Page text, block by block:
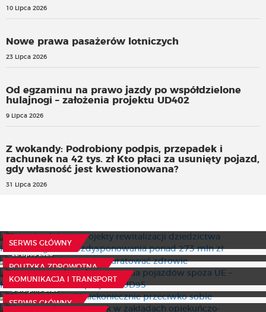
10 Lipca 2026
Nowe prawa pasażerów lotniczych
23 Lipca 2026
Od egzaminu na prawo jazdy po współdzielone
hulajnogi – założenia projektu UD402
9 Lipca 2026
Z wokandy: Podrobiony podpis, przepadek i
rachunek na 42 tys. zł Kto płaci za usunięty pojazd,
gdy własność jest kwestionowana?
31 Lipca 2026
SERWIS GŁÓWNY
15 Lipca 2026
POLITYKA ZDROWOTNA
Kilka pytań, które mogą uratować zdrowie
22 Lipca 2026
KOMUNIKACJA I TRANSPORT
Nowe procedury dopuszczania pojazdów spoza UE –
kluczowe założenia projektu UD95
10 Lipca 2026
SERWIS GŁÓWNY
Ekologia i rozwój niekoniecznie przeciwko sobie
3 Sierpnia 2026
Limitowanie przepustek w zakładach opiekuńczo-
leczniczych narusza prawa pacjenta
Fundusz Młodzieżowy z nowymi zasadami